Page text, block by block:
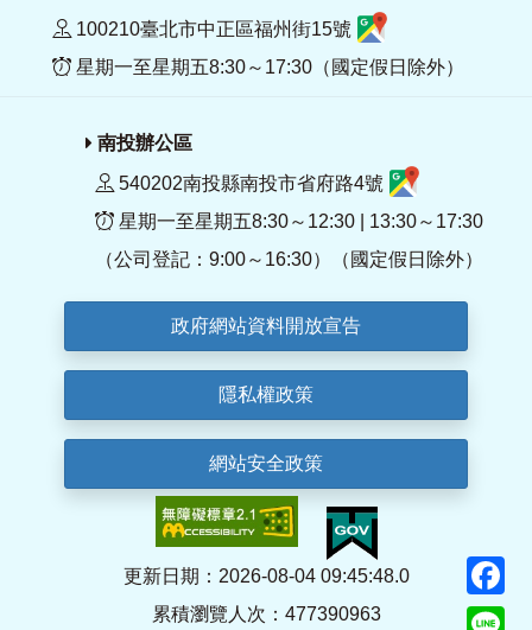
100210臺北市中正區福州街15號
星期一至星期五8:30～17:30（國定假日除外）
南投辦公區
540202南投縣南投市省府路4號
星期一至星期五8:30～12:30 | 13:30～17:30
（公司登記：9:00～16:30）（國定假日除外）
政府網站資料開放宣告
隱私權政策
網站安全政策
更新日期：2026-08-04 09:45:48.0
累積瀏覽人次：477390963